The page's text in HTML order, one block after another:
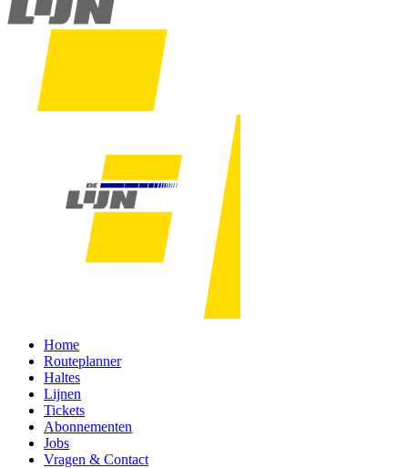
Home
Routeplanner
Haltes
Lijnen
Tickets
Abonnementen
Jobs
Vragen & Contact